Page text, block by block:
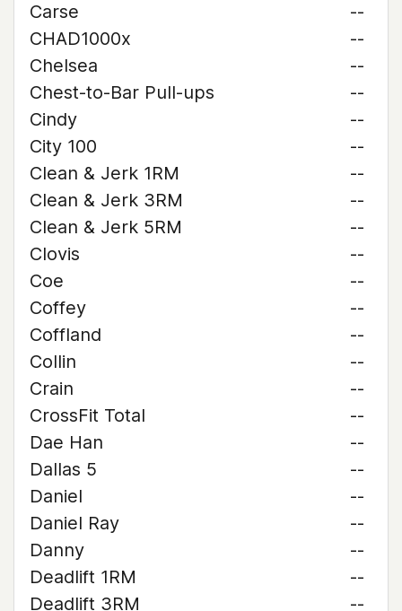
Carse
--
CHAD1000x
--
Chelsea
--
Chest-to-Bar Pull-ups
--
Cindy
--
City 100
--
Clean & Jerk 1RM
--
Clean & Jerk 3RM
--
Clean & Jerk 5RM
--
Clovis
--
Coe
--
Coffey
--
Coffland
--
Collin
--
Crain
--
CrossFit Total
--
Dae Han
--
Dallas 5
--
Daniel
--
Daniel Ray
--
Danny
--
Deadlift 1RM
--
Deadlift 3RM
--